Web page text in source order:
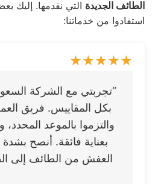
الطائف الجديدة التي نقدمها. إليك
استفادوا من خدماتنا:
“تجربتي مع الشركة
بكل المقاييس. فريق
والتزموا بالموعد المحدد،
بعناية فائقة. أنصح
العفش من الطائف إلى